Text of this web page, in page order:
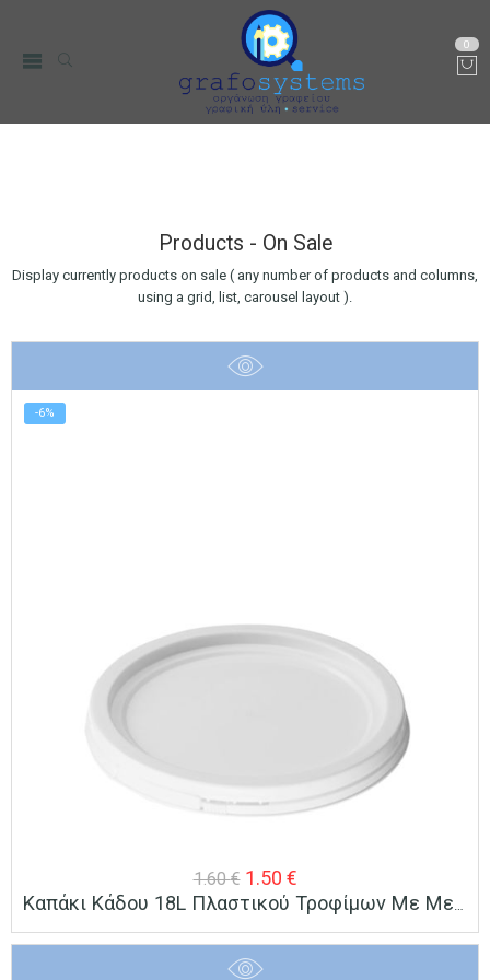
0
Products - On Sale
Display currently products on sale ( any number of products and columns,
using a grid, list, carousel layout ).
-6%
1.60€ Original
price
was:
1.50 €Η
τρέχουσα
τιμή
Καπάκι Κάδου 18L Πλαστικού Τροφίμων Με Μεταλλικό Χερούλι